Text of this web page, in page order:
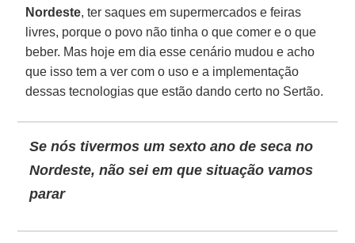
Nordeste, ter saques em supermercados e feiras
livres, porque o povo não tinha o que comer e o que
beber. Mas hoje em dia esse cenário mudou e acho
que isso tem a ver com o uso e a implementação
dessas tecnologias que estão dando certo no Sertão.
Se nós tivermos um sexto ano de seca no
Nordeste, não sei em que situação vamos
parar